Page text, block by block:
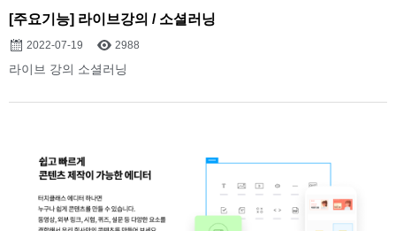
[주요기능] 라이브강의 / 소셜러닝
2022-07-19 2988
라이브 강의 소셜러닝